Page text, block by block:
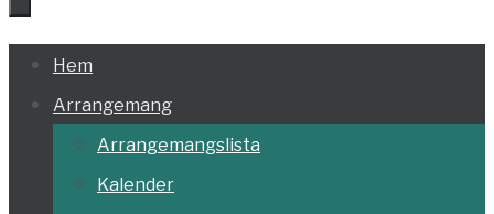
Hoppa
till
innehållet
Hem
Arrangemang
Arrangemangslista
Kalender